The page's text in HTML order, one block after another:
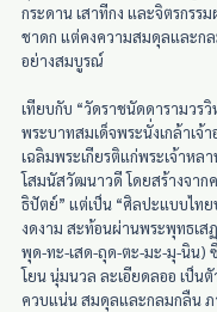
กระดาน เสาทีกง และจิตรกรรม
ชาดก แต่คงความสมดุลและก
อย่างสมบูรณ์
เทียบกับ “วัดราชนัดดารามวร
พระบาทสมเด็จพระนั่งเกล้าเจ้า
เฉลิมพระเกียรติแก่พระเจ้าหล
โสมนัสวัฒนาวดี โดยสร้างจาก
ธิปัตย์” แต่เป็น “ศิลปะแบบไท
งดงาม สะท้อนผ่านพระพุทธเส
พุด-ทะ-เสด-ถุด-ตะ-มะ-มุ-นิน)
โยน นุ่มนวล ละเอียดลออ เป็น
ควบแน่น สมดุลและกลมกลืน ภ